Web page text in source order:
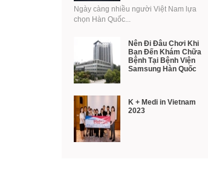
Ngày càng nhiều người Việt Nam lựa
chọn Hàn Quốc...
Nên Đi Đâu Chơi Khi
Bạn Đến Khám Chữa
Bệnh Tại Bệnh Viện
Samsung Hàn Quốc
K + Medi in Vietnam
2023